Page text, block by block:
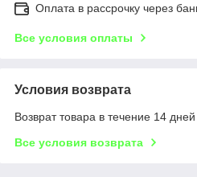
Оплата в рассрочку через
Все условия оплаты
Условия возврата
Возврат товара в течение 14
Все условия возврата